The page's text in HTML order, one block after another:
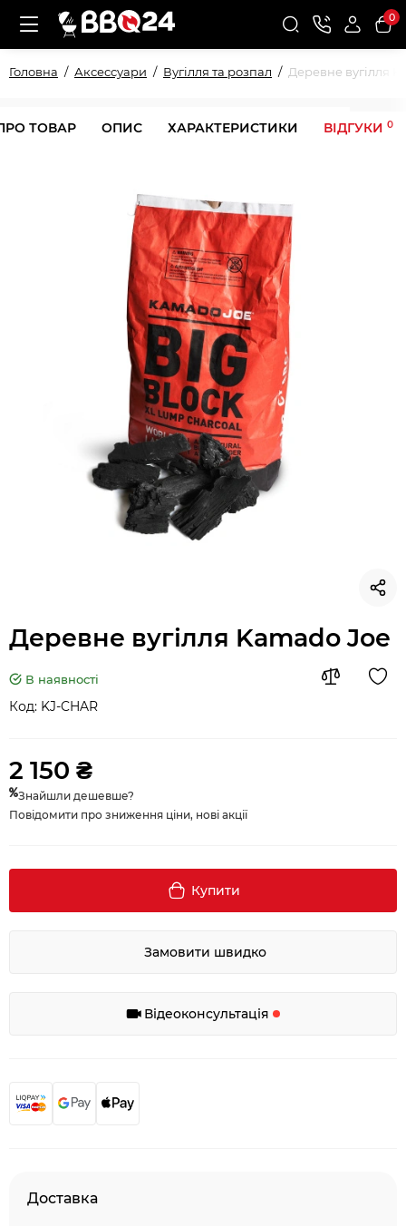
0
Головна Аксессуари Вугілля та розпал Деревне вугілля
ТОВАР ОПИС ХАРАКТЕРИСТИКИ ВІДГУКИ 0
Деревне вугілля Kamado Joe
В наявності
Код: KJ-CHAR
2 150 ₴
Знайшли дешевше?
Повідомити про зниження ціни, нові акції
Купити
Замовити швидко
Відеоконсультація
Доставка